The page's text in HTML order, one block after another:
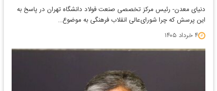
​دنیای معدن- رئیس مرکز تخصصی صنعت فولاد دانشگاه تهران در پاسخ به
این پرسش که چرا شورای‌عالی انقلاب فرهنگی به موضوع…
۴ خرداد ۱۴۰۵